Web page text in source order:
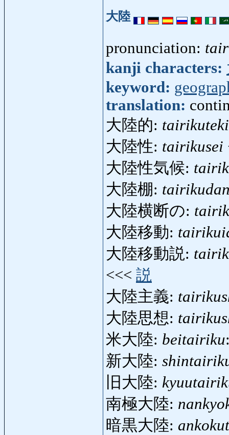
大陸
pronunciation:
kanji characters:
keyword:
translation:
大陸的: tairikuteki
大陸性: tairikusei
大陸性気候:
大陸棚:
大陸横断の:
大陸移動:
大陸移動説:
<<< 説
大陸主義:
大陸思想:
米大陸: beitairiku
新大陸:
旧大陸:
南極大陸:
暗黒大陸: